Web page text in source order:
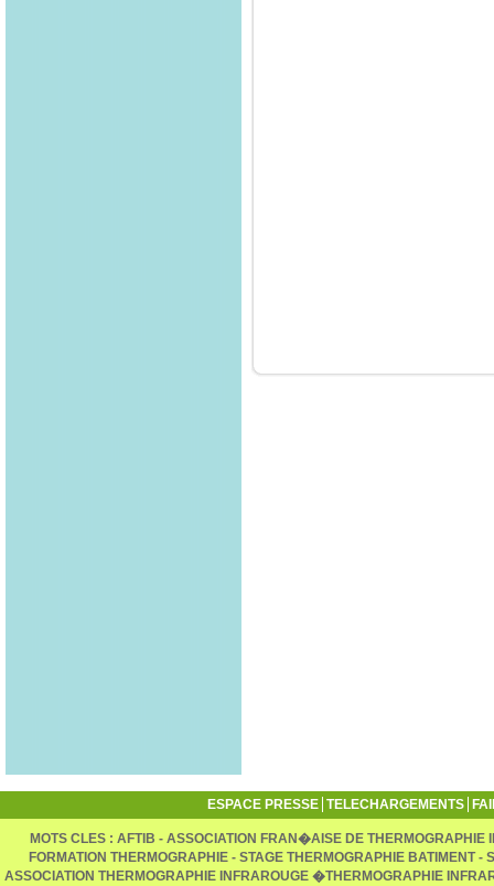
ESPACE PRESSE TELECHARGEMENTS
MOTS CLES : AFTIB - ASSOCIATION FRAN�AISE DE
FORMATION THERMOGRAPHIE - STAGE THERMOGRAPHIE
ASSOCIATION THERMOGRAPHIE INFRAROUGE �THERMOGRAPHIE